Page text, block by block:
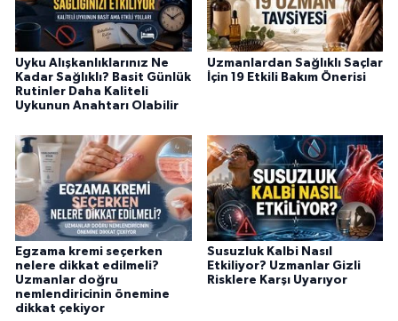
Uyku Alışkanlıklarınız Ne
Kadar Sağlıklı? Basit Günlük
Rutinler Daha Kaliteli
Uykunun Anahtarı Olabilir
Uzmanlardan Sağlıklı Saçlar
İçin 19 Etkili Bakım Önerisi
Egzama kremi seçerken
nelere dikkat edilmeli?
Uzmanlar doğru
nemlendiricinin önemine
dikkat çekiyor
Susuzluk Kalbi Nasıl
Etkiliyor? Uzmanlar Gizli
Risklere Karşı Uyarıyor